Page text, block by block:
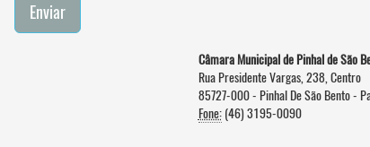
Enviar
Câmara Municipal de Pinhal de São
Rua Presidente Vargas, 238, Centro
85727-000 - Pinhal De São Bento -
Fone:(46) 3195-0090